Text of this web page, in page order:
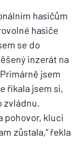
hasičům
hasiče
se do
inzerát na
jsem
říkala jsem si,
zvládnu.
pohovor, kluci
zůstala,“ řekla